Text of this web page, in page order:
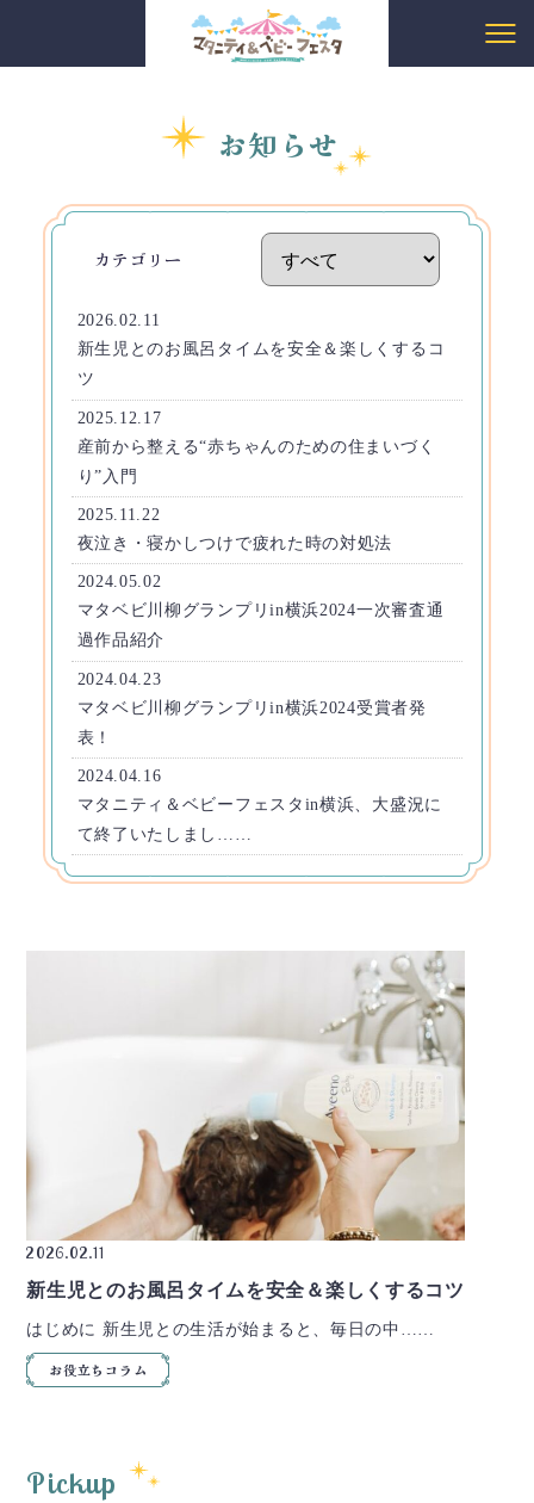
お知らせ
カテゴリー
2026.02.11
新生児とのお風呂タイムを安全＆楽しくするコ
ツ
2025.12.17
産前から整える“赤ちゃんのための住まいづく
り”入門
2025.11.22
夜泣き・寝かしつけで疲れた時の対処法
2024.05.02
マタベビ川柳グランプリin横浜2024一次審査通
過作品紹介
2024.04.23
マタベビ川柳グランプリin横浜2024受賞者発
表！
2024.04.16
マタニティ＆ベビーフェスタin横浜、大盛況に
て終了いたしまし……
2026.02.11
新生児とのお風呂タイムを安全＆楽しくするコツ
はじめに 新生児との生活が始まると、毎日の中……
お役立ちコラム
Pickup